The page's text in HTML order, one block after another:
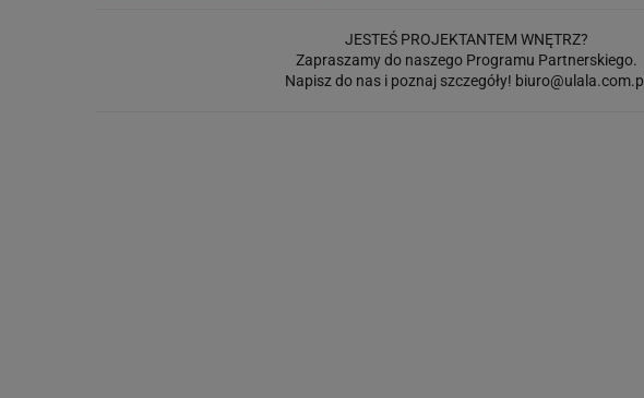
JESTEŚ PROJEKTANTEM WNĘTRZ?
Zapraszamy do naszego Programu Partnerskiego.
Napisz do nas i poznaj szczegóły! biuro@ulala.com.pl